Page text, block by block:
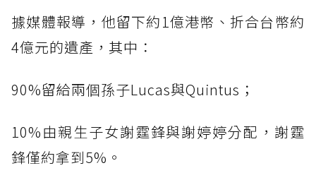
據媒體報導，他留下約1億港幣、折合台幣約
4億元的遺產，其中：
90%留給兩個孫子Lucas與Quintus；
10%由親生子女謝霆鋒與謝婷婷分配，謝霆
鋒僅約拿到5%。